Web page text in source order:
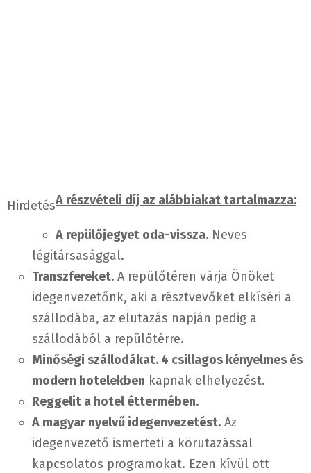
HirdetésA részvételi díj az alábbiakat tartalmazza:
A repülőjegyet oda-vissza. Neves
légitársasággal.
Transzfereket. A repülőtéren várja Önöket
idegenvezetőnk, aki a résztvevőket elkíséri a
szállodába, az elutazás napján pedig a
szállodából a repülőtérre.
Minőségi szállodákat. 4 csillagos kényelmes és
modern hotelekben kapnak elhelyezést.
Reggelit a hotel éttermében.
A magyar nyelvű idegenvezetést. Az
idegenvezető ismerteti a körutazással
kapcsolatos programokat. Ezen kívül ott